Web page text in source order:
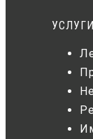
УСЛУГИ